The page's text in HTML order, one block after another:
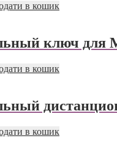
в кошик
ключ для
в кошик
в кошик